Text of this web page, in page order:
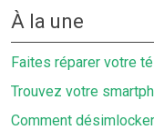
À la une
Faites réparer votre
Trouvez votre
Comment